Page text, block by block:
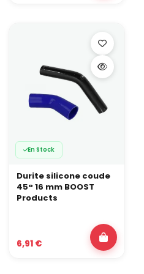
En Stock
Durite silicone coude
45° 16 mm BOOST
Products
6,91 €